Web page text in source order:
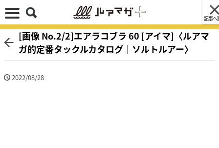
記事へ
[画像 No.2/2]エアラコブラ 60 [アイマ]〈ルアマ
ガ的定番タックルカタログ｜ソルトルアー〉
2022/08/28